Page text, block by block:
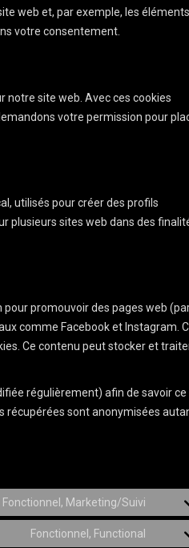
web et, par exemple, les éléments
votre consentement.
notre site web. Avec ces cookies
votre permission pour
utilisés pour créer des profils
plusieurs sites web dans des
promouvoir des pages web
comme Facebook et Instagram.
Ce contenu peut stocker et
régulièrement) afin de savoir ce
récupérées sont anonymisées
Fonctionnel, Marketing/Suivi
Fonctionnel, Functional